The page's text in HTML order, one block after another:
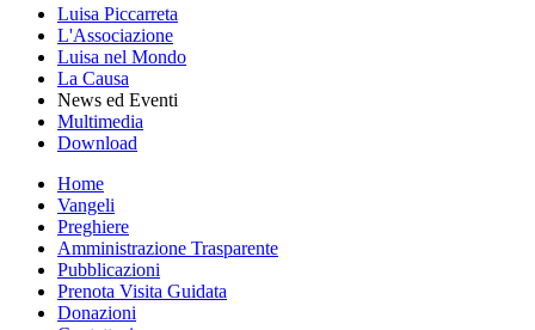
Luisa Piccarreta
L'Associazione
Luisa nel Mondo
La Causa
News ed Eventi
Multimedia
Download
Home
Vangeli
Preghiere
Amministrazione Trasparente
Pubblicazioni
Prenota Visita Guidata
Donazioni